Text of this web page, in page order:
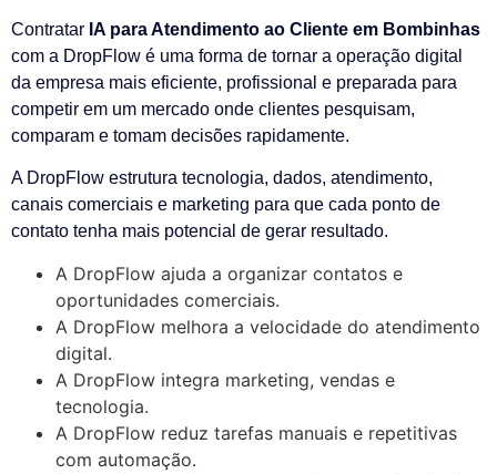
Contratar IA para Atendimento ao Cliente em Bombinhas
com a DropFlow é uma forma de tornar a operação digital
da empresa mais eficiente, profissional e preparada para
competir em um mercado onde clientes pesquisam,
comparam e tomam decisões rapidamente.
A DropFlow estrutura tecnologia, dados, atendimento,
canais comerciais e marketing para que cada ponto de
contato tenha mais potencial de gerar resultado.
A DropFlow ajuda a organizar contatos e
oportunidades comerciais.
A DropFlow melhora a velocidade do atendimento
digital.
A DropFlow integra marketing, vendas e
tecnologia.
A DropFlow reduz tarefas manuais e repetitivas
com automação.